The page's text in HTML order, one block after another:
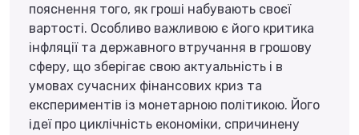
пояснення того, як гроші набувають своєї
вартості. Особливо важливою є його критика
інфляції та державного втручання в грошову
сферу, що зберігає свою актуальність і в
умовах сучасних фінансових криз та
експериментів із монетарною політикою. Його
ідеї про циклічність економіки, спричинену